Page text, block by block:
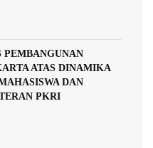
ATAS DINAMIKA
DAN
PKRI